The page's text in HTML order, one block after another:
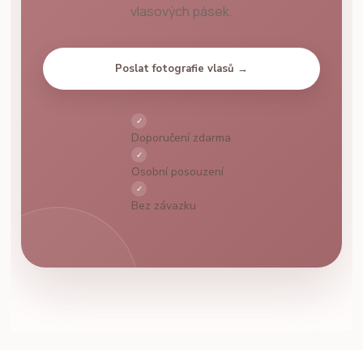
vlasových pásek.
Poslat fotografie vlasů →
✓
Doporučení zdarma
✓
Osobní posouzení
✓
Bez závazku